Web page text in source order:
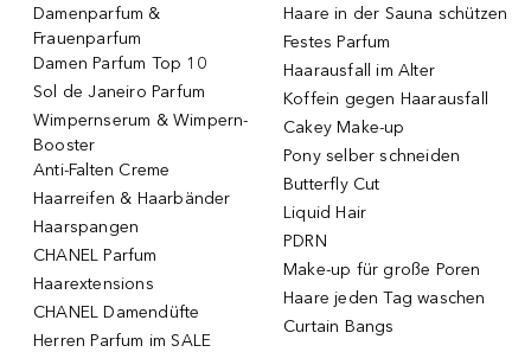
Damenparfum &
Frauenparfum
Damen Parfum Top 10
Sol de Janeiro Parfum
Wimpernserum & Wimpern-
Booster
Anti-Falten Creme
Haarreifen & Haarbänder
Haarspangen
CHANEL Parfum
Haarextensions
CHANEL Damendüfte
Herren Parfum im SALE
Haare in der Sauna schützen
Festes Parfum
Haarausfall im Alter
Koffein gegen Haarausfall
Cakey Make-up
Pony selber schneiden
Butterfly Cut
Liquid Hair
PDRN
Make-up für große Poren
Haare jeden Tag waschen
Curtain Bangs